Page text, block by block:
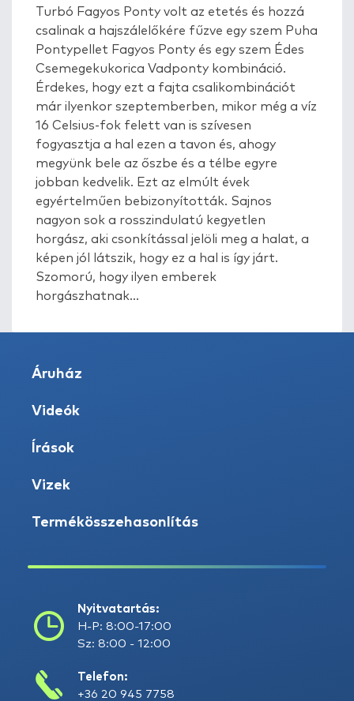
Turbó Fagyos Ponty volt az etetés és hozzá
csalinak a hajszálelőkére fűzve egy szem Puha
Pontypellet Fagyos Ponty és egy szem Édes
Csemegekukorica Vadponty kombináció.
Érdekes, hogy ezt a fajta csalikombinációt
már ilyenkor szeptemberben, mikor még a víz
16 Celsius-fok felett van is szívesen
fogyasztja a hal ezen a tavon és, ahogy
megyünk bele az őszbe és a télbe egyre
jobban kedvelik. Ezt az elmúlt évek
egyértelműen bebizonyították. Sajnos
nagyon sok a rosszindulatú kegyetlen
horgász, aki csonkítással jelöli meg a halat, a
képen jól látszik, hogy ez a hal is így járt.
Szomorú, hogy ilyen emberek
horgászhatnak...
Áruház
Videók
Írások
Vizek
Termékösszehasonlítás
Nyitvatartás:
H-P: 8:00-17:00
Sz: 8:00 - 12:00
Telefon:
+36 20 945 7758